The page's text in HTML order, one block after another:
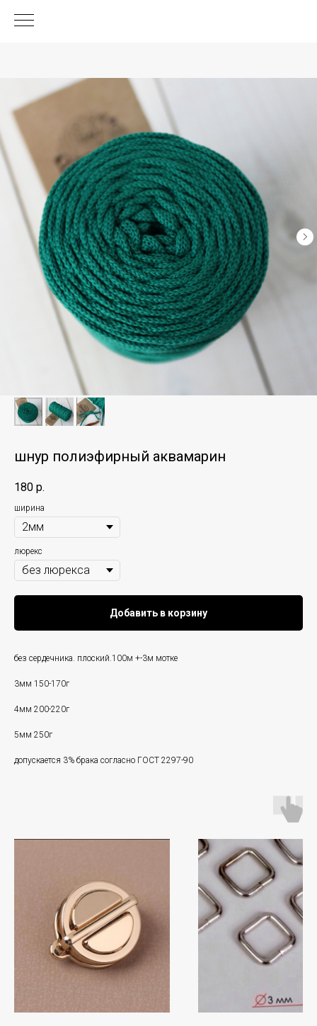
шнур полиэфирный аквамарин
180 р.
ширина
люрекс
Добавить в корзину
без сердечника. плоский.100м +-3м мотке
3мм 150-170г
4мм 200-220г
5мм 250г
допускается 3% брака согласно ГОСТ 2297-90